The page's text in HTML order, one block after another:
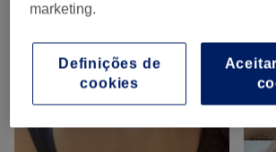
O nosso Trabalho
Clica na imagem para ver mais detalhes
marketing.
Definições de
cookies